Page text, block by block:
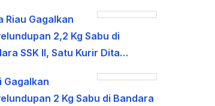
Riau Gagalkan
2,2 Kg Sabu di
SSK II, Satu Kurir Dita…
Gagalkan
2 Kg Sabu di Bandara